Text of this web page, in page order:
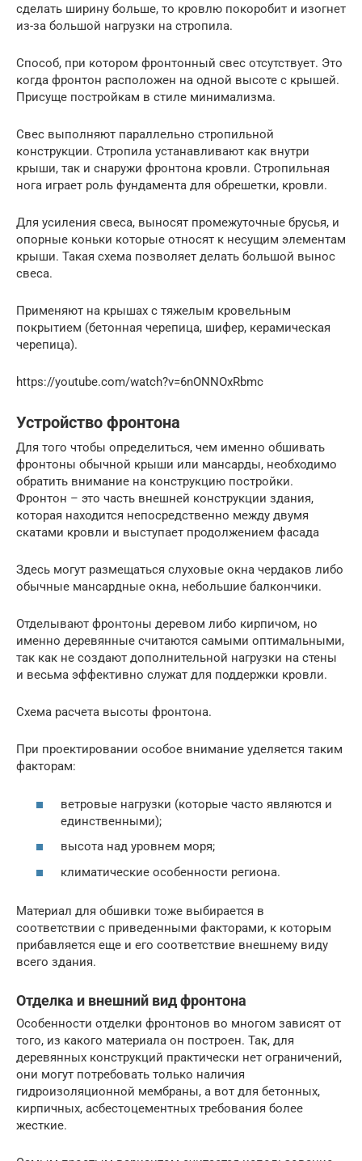
сделать ширину больше, то кровлю покоробит и изогнет
из-за большой нагрузки на стропила.
Способ, при котором фронтонный свес отсутствует. Это
когда фронтон расположен на одной высоте с крышей.
Присуще постройкам в стиле минимализма.
Свес выполняют параллельно стропильной
конструкции. Стропила устанавливают как внутри
крыши, так и снаружи фронтона кровли. Стропильная
нога играет роль фундамента для обрешетки, кровли.
Для усиления свеса, выносят промежуточные брусья, и
опорные коньки которые относят к несущим элементам
крыши. Такая схема позволяет делать большой вынос
свеса.
Применяют на крышах с тяжелым кровельным
покрытием (бетонная черепица, шифер, керамическая
черепица).
https://youtube.com/watch?v=6nONNOxRbmc
Устройство фронтона
Для того чтобы определиться, чем именно обшивать
фронтоны обычной крыши или мансарды, необходимо
обратить внимание на конструкцию постройки.
Фронтон – это часть внешней конструкции здания,
которая находится непосредственно между двумя
скатами кровли и выступает продолжением фасада
Здесь могут размещаться слуховые окна чердаков либо
обычные мансардные окна, небольшие балкончики.
Отделывают фронтоны деревом либо кирпичом, но
именно деревянные считаются самыми оптимальными,
так как не создают дополнительной нагрузки на стены
и весьма эффективно служат для поддержки кровли.
Схема расчета высоты фронтона.
При проектировании особое внимание уделяется таким
факторам:
ветровые нагрузки (которые часто являются и
единственными);
высота над уровнем моря;
климатические особенности региона.
Материал для обшивки тоже выбирается в
соответствии с приведенными факторами, к которым
прибавляется еще и его соответствие внешнему виду
всего здания.
Отделка и внешний вид фронтона
Особенности отделки фронтонов во многом зависят от
того, из какого материала он построен. Так, для
деревянных конструкций практически нет ограничений,
они могут потребовать только наличия
гидроизоляционной мембраны, а вот для бетонных,
кирпичных, асбестоцементных требования более
жесткие.